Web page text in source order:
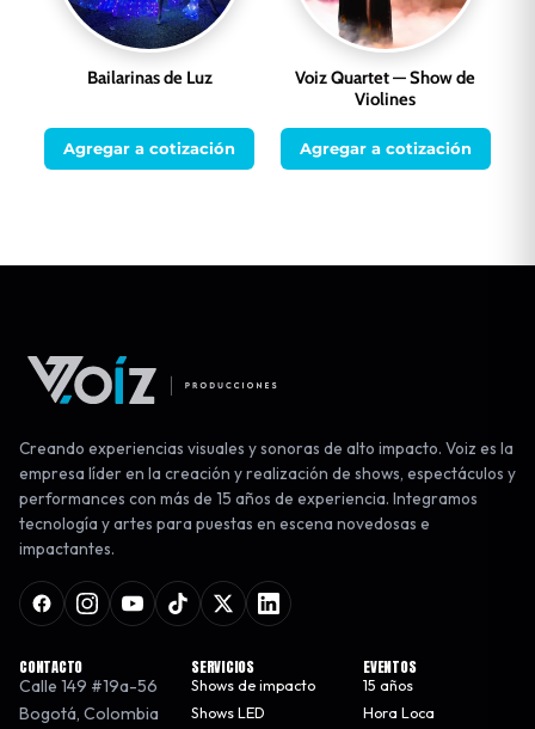
Bailarinas de Luz
Agregar a cotización
Voiz Quartet — Show de
Violines
Agregar a cotización
Creando experiencias visuales y sonoras de alto impacto. Voiz es la
empresa líder en la creación y realización de shows, espectáculos y
performances con más de 15 años de experiencia. Integramos
tecnología y artes para puestas en escena novedosas e
impactantes.
CONTACTO
Calle 149 #19a-56
Bogotá, Colombia
SERVICIOS
Shows de impacto
Shows LED
EVENTOS
15 años
Hora Loca